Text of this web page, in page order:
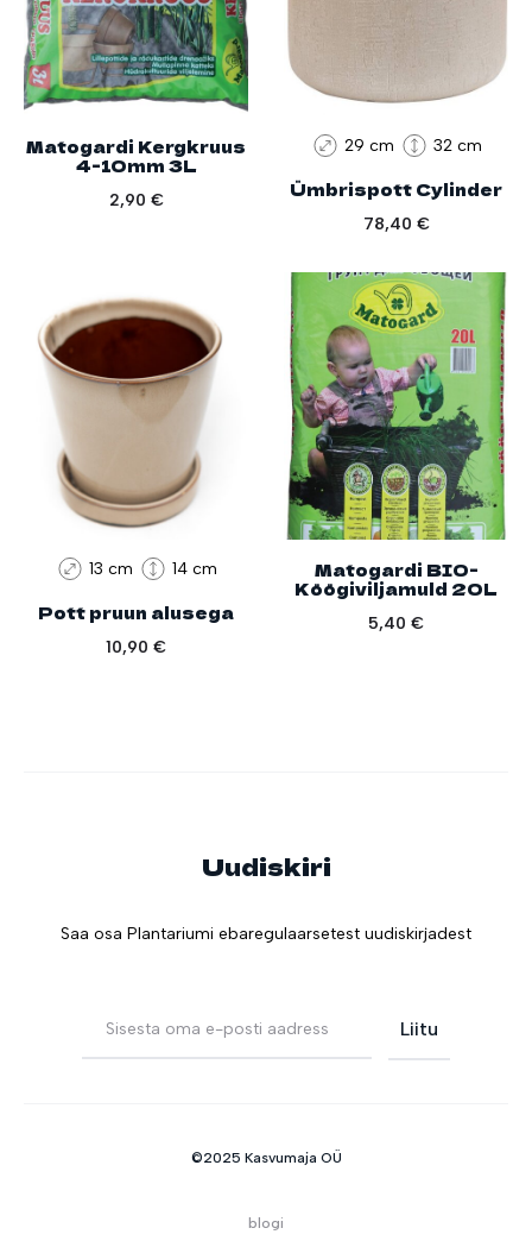
Matogardi Kergkruus
4-10mm 3L
2,90 €
29 cm 32 cm
Ümbrispott Cylinder
78,40 €
13 cm 14 cm
Pott pruun alusega
10,90 €
Matogardi BIO-
Köögiviljamuld 20L
5,40 €
Uudiskiri
Saa osa Plantariumi ebaregulaarsetest uudiskirjadest
©2025 Kasvumaja OÜ
blogi